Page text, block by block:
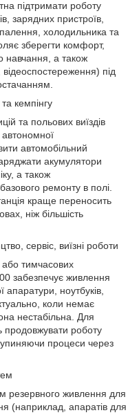
підтримати роботу
зарядних пристроїв,
холодильника та
зберегти комфорт,
навчання, а також
відеоспостереження) під
кемпінгу
та польових виїздів
автомобільний
акумулятори
а також
ремонту в полі.
краще переносить
ніж більшість
сервіс, виїзні роботи
тимчасових
забезпечує живлення
апаратури, ноутбуків,
коли немає
нестабільна. Для
продовжувати роботу
процеси через
резервного живлення для
(наприклад, апаратів для